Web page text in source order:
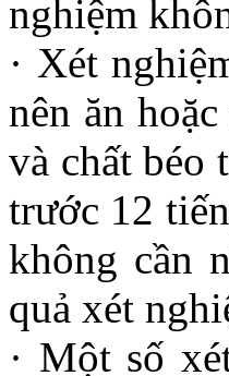
nghiệm
· Xét
nên ăn
và chất béo
trước 12
không cần
quả xét
· Một số